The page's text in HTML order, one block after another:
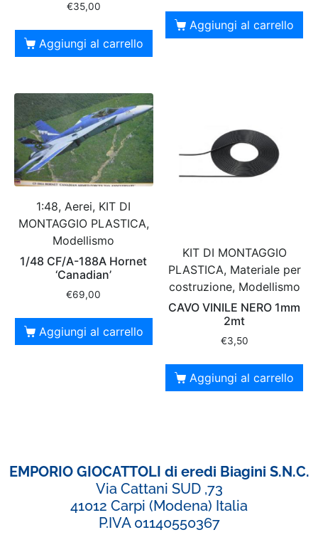
€35,00
Aggiungi al carrello
Aggiungi al carrello
1:48, Aerei, KIT DI
MONTAGGIO PLASTICA,
Modellismo
1/48 CF/A-188A Hornet
‘Canadian’
€69,00
Aggiungi al carrello
KIT DI MONTAGGIO
PLASTICA, Materiale per
costruzione, Modellismo
CAVO VINILE NERO 1mm
2mt
€3,50
Aggiungi al carrello
EMPORIO GIOCATTOLI di eredi Biagini S.N.C.
Via Cattani SUD ,73
41012 Carpi (Modena) Italia
P.IVA 01140550367